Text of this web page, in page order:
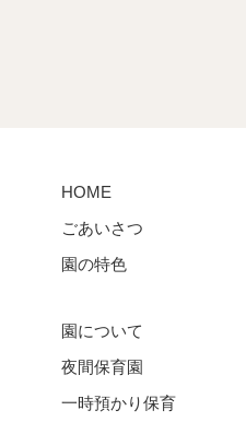
HOME
ごあいさつ
園の特色
園について
夜間保育園
一時預かり保育